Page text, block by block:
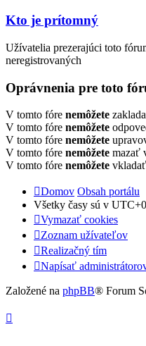
Kto je prítomný
Užívatelia prezerajúci toto
neregistrovaných
Oprávnenia pre toto
V tomto fóre nemôžete
V tomto fóre nemôžete
V tomto fóre nemôžete
V tomto fóre nemôžete mazať
V tomto fóre nemôžete
Domov Obsah portálu
Všetky časy sú v
Vymazať cookies
Zoznam užívateľov
Realizačný tím
Napísať
Založené na phpBB® Forum